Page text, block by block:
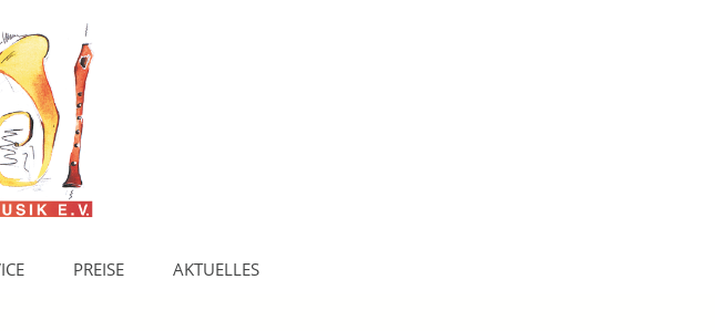
PREISE AKTUELLES